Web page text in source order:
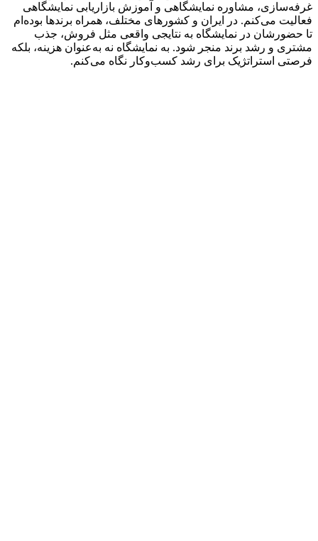
مشاوره نمایشگاهی و آموزش بازاریابی نمایشگاهی
می‌کنم. در ایران و کشورهای مختلف، همراه برندها بوده‌ام
در نمایشگاه به نتایجی واقعی مثل فروش، جذب
و رشد برند منجر شود. به نمایشگاه نه به‌عنوان هزینه، بلکه
استراتژیک برای رشد کسب‌وکار نگاه می‌کنم.